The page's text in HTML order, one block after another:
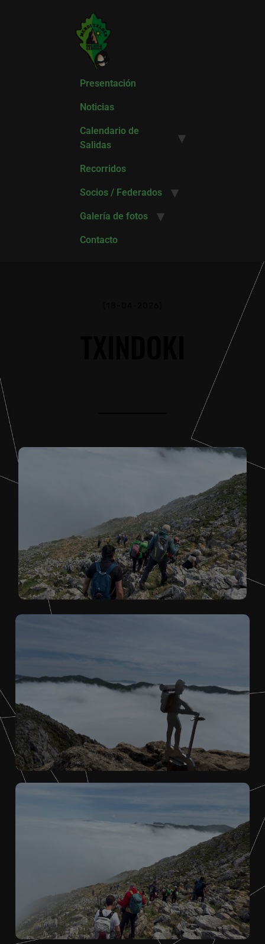
Presentación
Noticias
Calendario de
Salidas
Recorridos
Socios / Federados
Galería de fotos
Contacto